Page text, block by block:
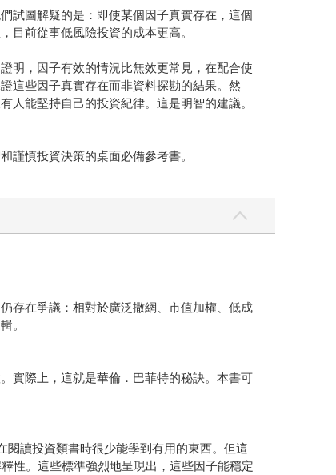
試圖解疑的是：即使某個因子真實存在，這個
目前從事低風險投資的成本更高。
明，因子有效的情況比無效更常見，在配合使
這些因子真實存在而非資料探勘的結果。然
能堅持自己的投資紀律。這是明智的建議。
謹慎投資決策的桌面必備參考書。
存在爭議：相對於廣泛撒網、市值加權、低成
。
實際上，這就是華倫．巴菲特的秘訣。本書可
閱讀投資類書時很少能學到有用的東西。但這
性。這些標準強烈地呈現出，這些因子能穩定